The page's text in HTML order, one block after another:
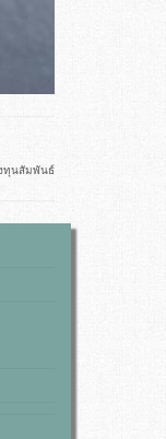
ทุนสัมพันธ์